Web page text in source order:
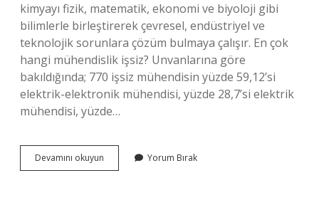
kimyayı fizik, matematik, ekonomi ve biyoloji gibi
bilimlerle birleştirerek çevresel, endüstriyel ve
teknolojik sorunlara çözüm bulmaya çalışır. En çok
hangi mühendislik işsiz? Unvanlarına göre
bakıldığında; 770 işsiz mühendisin yüzde 59,12’si
elektrik-elektronik mühendisi, yüzde 28,7’si elektrik
mühendisi, yüzde…
Devamını okuyun
Mühendislik
Yorum Bırak